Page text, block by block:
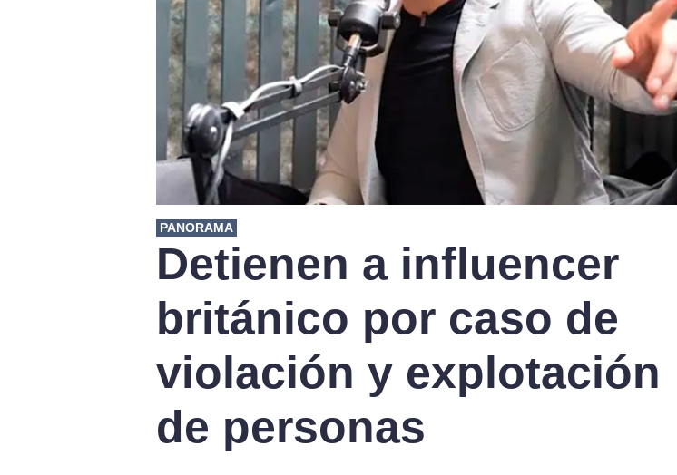
PANORAMA
Detienen a influencer
británico por caso de
violación y explotación
de personas